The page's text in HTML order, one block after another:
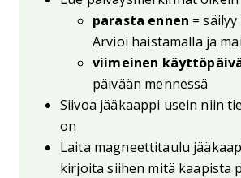
parasta ennen =
Arvioi haistamalla ja
viimeinen
päivään mennessä
Siivoa jääkaappi usein niin
on
Laita magneettitaulu
kirjoita siihen mitä kaapista